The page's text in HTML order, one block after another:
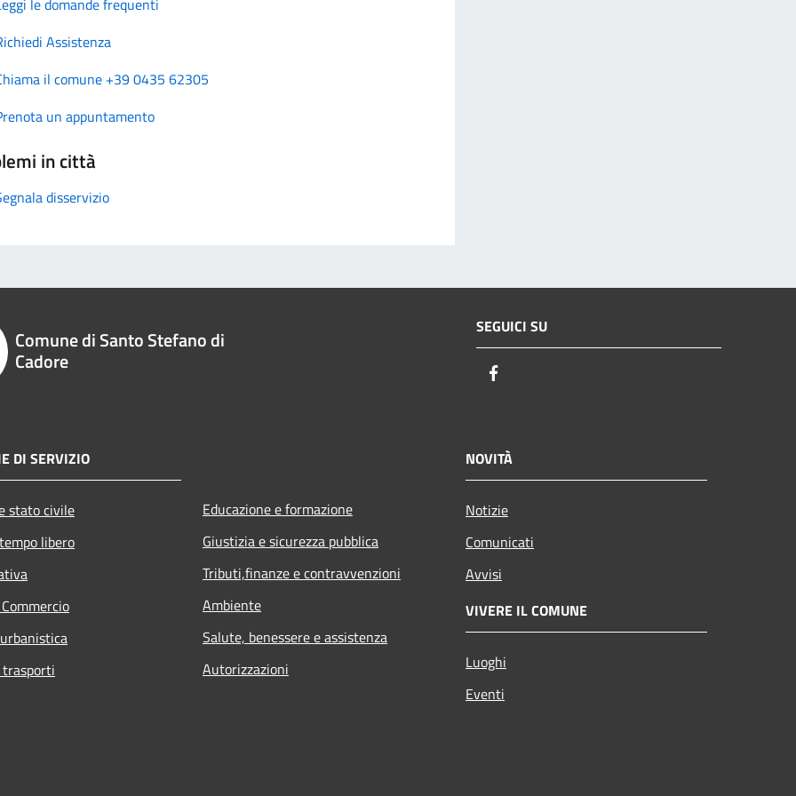
Assistenza
il comune +39 0435 62305
un appuntamento
in città
disservizio
Comune di Santo Stefano di
Cadore
SEGUICI SU
DI SERVIZIO
stato civile
libero
Educazione e formazione
Giustizia e sicurezza pubblica
Tributi,finanze e contravvenzioni
Ambiente
Salute, benessere e assistenza
Autorizzazioni
NOVITÀ
Notizie
Comunicati
Avvisi
VIVERE IL COMUNE
Luoghi
Eventi